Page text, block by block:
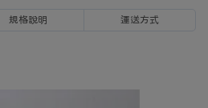
規格說明 運送方式